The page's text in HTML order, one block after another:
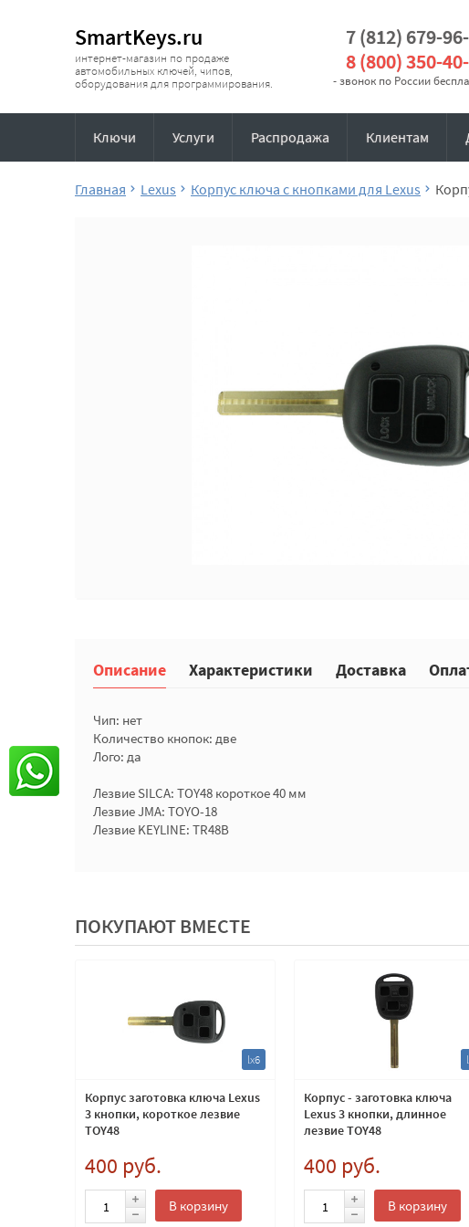
SmartKeys.ru
интернет-магазин по продаже
автомобильных ключей, чипов,
оборудования для программирования.
7 (812) 679-
8 (800) 350-
- звонок по России
Ключи Услуги Распродажа Клиентам
Главная Lexus Корпус ключа с кнопками для Lexus
Описание Характеристики Доставка
Чип: нет
Количество кнопок: две
Лого: да
Лезвие SILCA: TOY48 короткое 40 мм
Лезвие JMA: TOYO-18
Лезвие KEYLINE: TR48B
ПОКУПАЮТ ВМЕСТЕ
lx6
Корпус заготовка ключа Lexus
3 кнопки, короткое лезвие
TOY48
400 руб.
В корзину
Корпус - заготовка ключа
Lexus 3 кнопки, длинное
лезвие TOY48
400 руб.
В корзину